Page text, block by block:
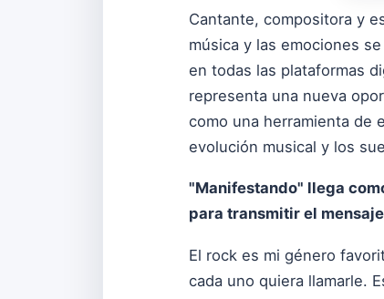
Cantante, compositora y
música y las emociones
en todas las plataformas
representa una nueva
como una herramienta de
evolución musical y los
"Manifestando" llega
para transmitir el
El rock es mi género
cada uno quiera llamarle.